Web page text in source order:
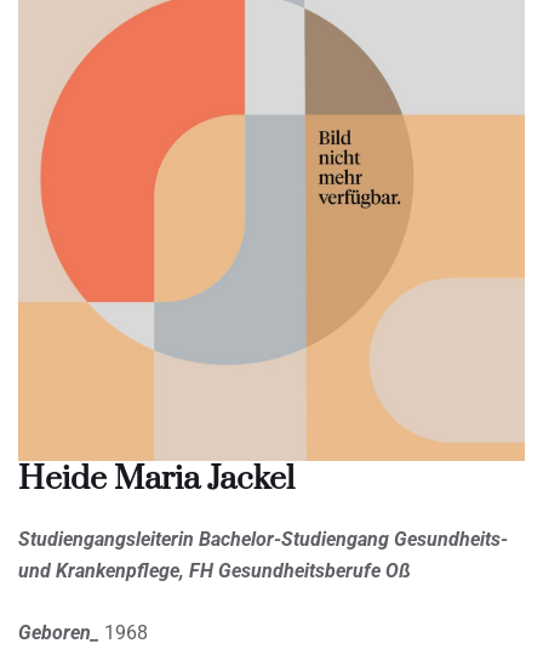
Heide Maria Jackel
Studiengangsleiterin Bachelor-Studiengang Gesundheits-
und Krankenpflege, FH Gesundheitsberufe Oß
Geboren_ 1968